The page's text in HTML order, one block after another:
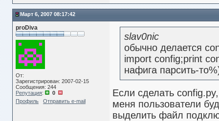
Март 6, 2007 08:17:42
proDiva
От:
Зарегистрирован: 2007-02-15
Сообщения: 244
Репутация:
0
Профиль
Отправить e-mail
slav0nic
обычно делается
import config;print
нафига парсить-
Если сделать
меня пользователи
выделить файл